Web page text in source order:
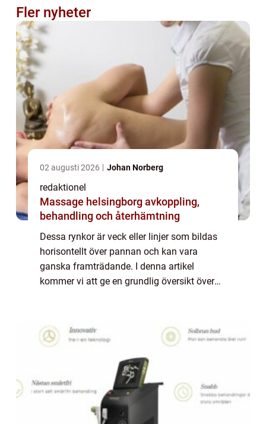
Fler nyheter
02 augusti 2026 Johan Norberg
redaktionel
Massage helsingborg avkoppling,
behandling och återhämtning
Dessa rynkor är veck eller linjer som bildas
horisontellt över pannan och kan vara
ganska framträdande. I denna artikel
kommer vi att ge en grundlig översikt över